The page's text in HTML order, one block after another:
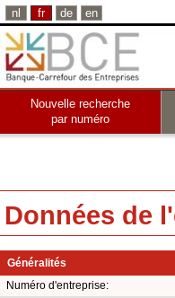
nl fr de en
Nouvelle recherche
par numéro
Données de
Généralités
Numéro d'entreprise: